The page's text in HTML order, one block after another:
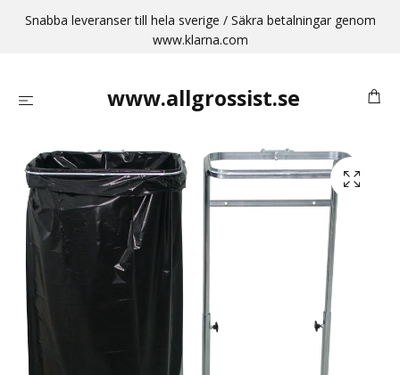
Snabba leveranser till hela sverige / Säkra betalningar genom
www.klarna.com
www.allgrossist.se